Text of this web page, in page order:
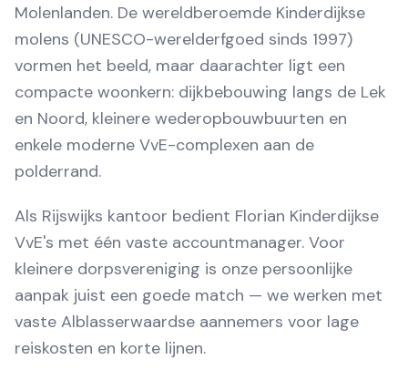
Molenlanden. De wereldberoemde Kinderdijkse
molens (UNESCO-werelderfgoed sinds 1997)
vormen het beeld, maar daarachter ligt een
compacte woonkern: dijkbebouwing langs de Lek
en Noord, kleinere wederopbouwbuurten en
enkele moderne VvE-complexen aan de
polderrand.
Als Rijswijks kantoor bedient Florian Kinderdijkse
VvE's met één vaste accountmanager. Voor
kleinere dorpsvereniging is onze persoonlijke
aanpak juist een goede match — we werken met
vaste Alblasserwaardse aannemers voor lage
reiskosten en korte lijnen.